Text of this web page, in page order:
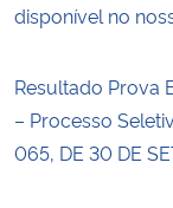
Gabinete de Segurança
Advocacia-Geral da
disponível no
Resultado Prova
– Processo
065, DE 30 DE